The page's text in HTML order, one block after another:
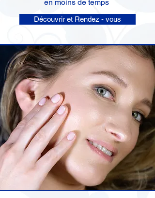
en moins de temps
Découvrir et Rendez - vous